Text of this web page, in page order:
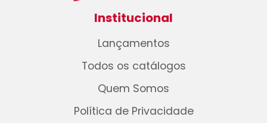
Institucional
Lançamentos
Todos os catálogos
Quem Somos
Política de Privacidade